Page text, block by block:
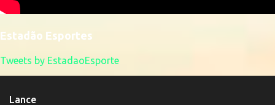
Estadão Esportes
Tweets by EstadaoEsporte
Lance